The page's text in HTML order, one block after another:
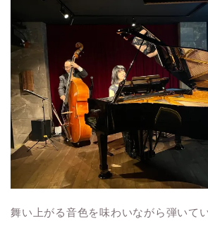
舞い上がる音色を味わいながら弾いて